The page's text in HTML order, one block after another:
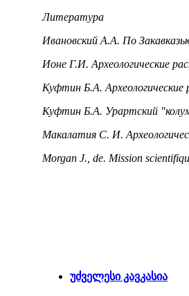
Литература
Ивановский А.А. По
Ионе Г.И. Археологические
Куфтин Б.А. Археологические
Куфтин Б.А. Урартский
Макалатия С. И.
Morgan J., de. Mission
უძველესი კავკასია